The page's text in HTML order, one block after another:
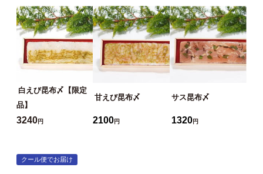
白えび昆布〆【限定
品】
甘えび昆布〆 サス昆布〆
3240円 2100円 1320円
クール便でお届け